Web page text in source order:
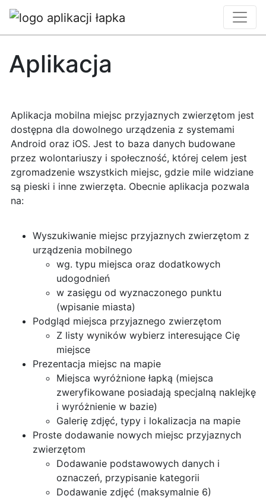
Aplikacja
Aplikacja mobilna miejsc przyjaznych zwierzętom jest
dostępna dla dowolnego urządzenia z systemami
Android oraz iOS. Jest to baza danych budowane
przez wolontariuszy i społeczność, której celem jest
zgromadzenie wszystkich miejsc, gdzie mile widziane
są pieski i inne zwierzęta. Obecnie aplikacja pozwala
na:
Wyszukiwanie miejsc przyjaznych zwierzętom z
urządzenia mobilnego
wg. typu miejsca oraz dodatkowych
udogodnień
w zasięgu od wyznaczonego punktu
(wpisanie miasta)
Podgląd miejsca przyjaznego zwierzętom
Z listy wyników wybierz interesujące Cię
miejsce
Prezentacja miejsc na mapie
Miejsca wyróżnione łapką (miejsca
zweryfikowane posiadają specjalną naklejkę
i wyróżnienie w bazie)
Galerię zdjęć, typy i lokalizacja na mapie
Proste dodawanie nowych miejsc przyjaznych
zwierzętom
Dodawanie podstawowych danych i
oznaczeń, przypisanie kategorii
Dodawanie zdjęć (maksymalnie 6)